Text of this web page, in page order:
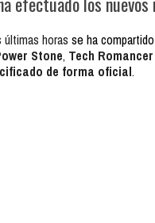
últimas horas se ha compartido
Stone, Tech Romancer
de forma oficial.